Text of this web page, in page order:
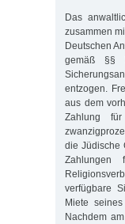
Das
zusammen
Deutschen
gemäß §§
entzogen.
aus dem
Zahlung
die Jüdische
Zahlungen
verfügbare
Miete
Nachdem